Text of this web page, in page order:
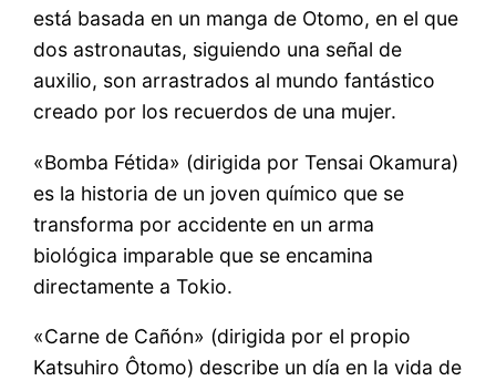
está basada en un manga de Otomo, en el que
dos astronautas, siguiendo una señal de
auxilio, son arrastrados al mundo fantástico
creado por los recuerdos de una mujer.
«Bomba Fétida» (dirigida por Tensai Okamura)
es la historia de un joven químico que se
transforma por accidente en un arma
biológica imparable que se encamina
directamente a Tokio.
«Carne de Cañón» (dirigida por el propio
Katsuhiro Ôtomo) describe un día en la vida de